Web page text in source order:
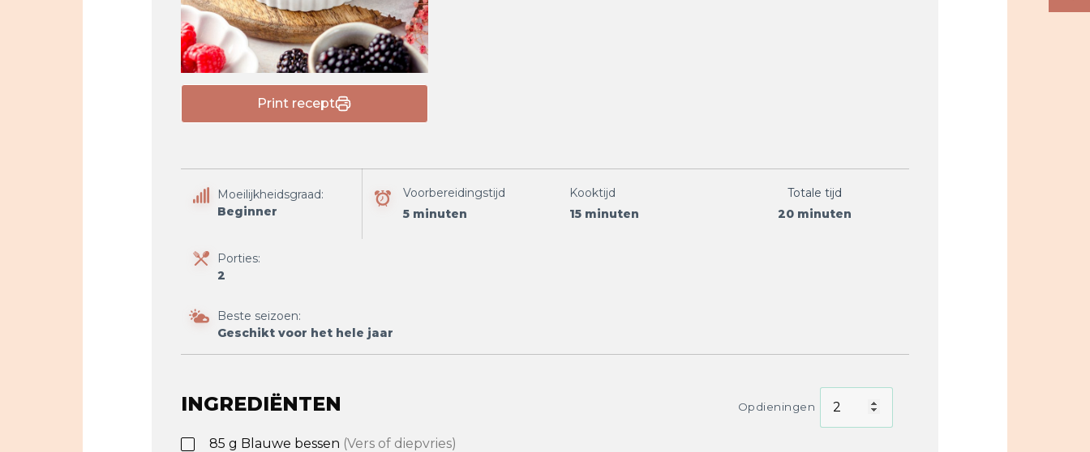
Print recept
Moeilijkheidsgraad:
Beginner
Voorbereidingstijd
5 minuten
Kooktijd
15 minuten
Totale tijd
20 minuten
Porties:
2
Beste seizoen:
Geschikt voor het hele jaar
INGREDIËNTEN Opdieningen
85 g Blauwe bessen (Vers of diepvries)